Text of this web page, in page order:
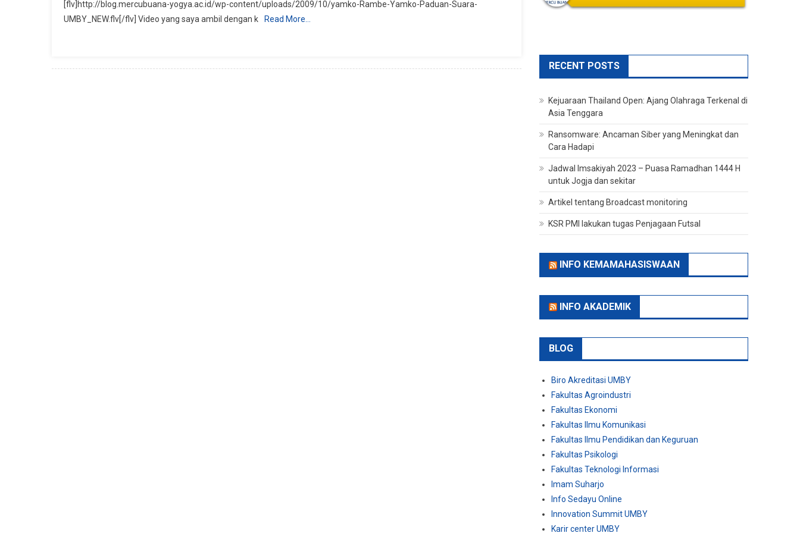
17
Oktober
[flv]http://blog.mercubuana-yogya.ac.id/wp-content/uploads/2009/10/yamko-Rambe-Yamko-Paduan-Suara-
UMBY_NEW.flv[/flv] Video yang saya ambil dengan k
Read More…
RECENT POSTS
Kejuaraan Thailand Open: Ajang Olahraga Terkenal di
Asia Tenggara
Ransomware: Ancaman Siber yang Meningkat dan
Cara Hadapi
Jadwal Imsakiyah 2023 – Puasa Ramadhan 1444 H
untuk Jogja dan sekitar
Artikel tentang Broadcast monitoring
KSR PMI lakukan tugas Penjagaan Futsal
INFO KEMAMAHASISWAAN
INFO AKADEMIK
BLOG
Biro Akreditasi UMBY
Fakultas Agroindustri
Fakultas Ekonomi
Fakultas Ilmu Komunikasi
Fakultas Ilmu Pendidikan dan Keguruan
Fakultas Psikologi
Fakultas Teknologi Informasi
Imam Suharjo
Info Sedayu Online
Innovation Summit UMBY
Karir center UMBY